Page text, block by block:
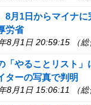
8月1日からマイナ
労省
8月1日 20:59:15 （総
「やることリスト」
ーの写真で判明
8月1日 15:06:11 （総